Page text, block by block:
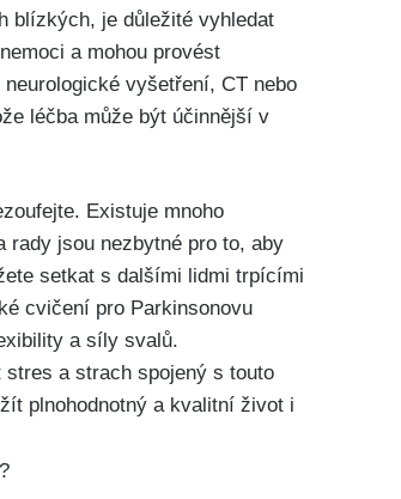
blízkých, je důležité vyhledat
a mohou provést
vyšetření, CT nebo
léčba může být účinnější v
Existuje mnoho
jsou nezbytné pro to, aby
setkat s dalšími lidmi trpícími
cvičení pro Parkinsonovu
a síly svalů.
stres a strach spojený s touto
plnohodnotný a kvalitní život i